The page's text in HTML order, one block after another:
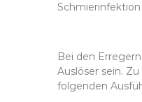
Bei den
Auslöser sein.
folgenden